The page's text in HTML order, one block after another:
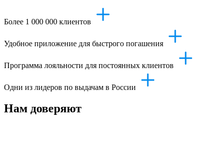
Более 1 000 000 клиентов
Удобное приложение для быстрого погашения
Программа лояльности для постоянных клиентов
Одни из лидеров по выдачам в России
Нам доверяют